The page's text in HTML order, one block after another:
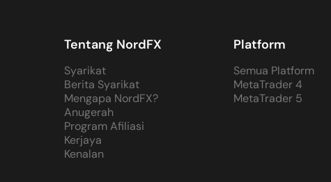
Tentang NordFX
Syarikat
Berita Syarikat
Mengapa NordFX?
Anugerah
Program Afiliasi
Kerjaya
Kenalan
Platform
Semua Platform
MetaTrader 4
MetaTrader 5